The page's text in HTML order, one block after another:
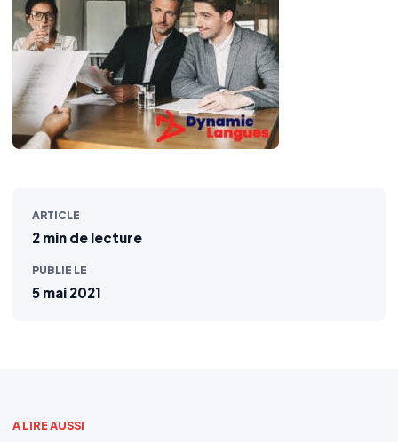
ARTICLE
2 min de lecture
PUBLIE LE
5 mai 2021
A LIRE AUSSI